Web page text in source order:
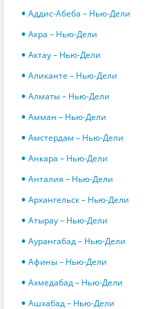
Аддис-Абеба – Нью-Дели
Акра – Нью-Дели
Актау – Нью-Дели
Аликанте – Нью-Дели
Алматы – Нью-Дели
Амман – Нью-Дели
Амстердам – Нью-Дели
Анкара – Нью-Дели
Анталия – Нью-Дели
Архангельск – Нью-Дели
Атырау – Нью-Дели
Аурангабад – Нью-Дели
Афины – Нью-Дели
Ахмедабад – Нью-Дели
Ашхабад – Нью-Дели